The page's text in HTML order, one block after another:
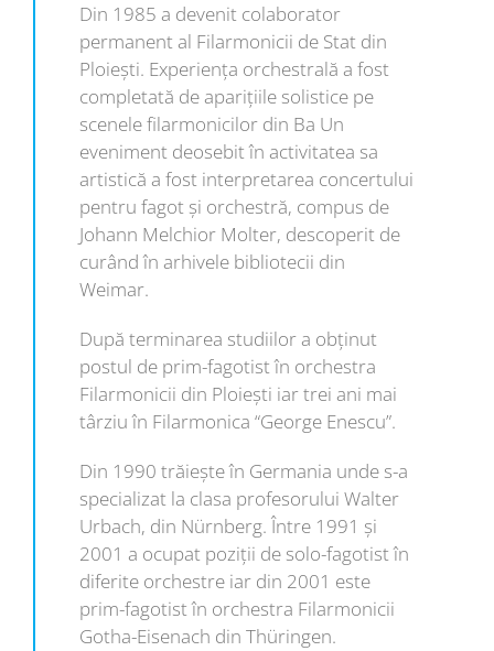
Din 1985 a devenit colaborator
permanent al Filarmonicii de Stat din
Ploieşti. Experienţa orchestrală a fost
completată de apariţiile solistice pe
scenele filarmonicilor din Ba Un
eveniment deosebit în activitatea sa
artistică a fost interpretarea concertului
pentru fagot şi orchestră, compus de
Johann Melchior Molter, descoperit de
curând în arhivele bibliotecii din
Weimar.
După terminarea studiilor a obţinut
postul de prim-fagotist în orchestra
Filarmonicii din Ploieşti iar trei ani mai
târziu în Filarmonica “George Enescu”.
Din 1990 trăiește în Germania unde s-a
specializat la clasa profesorului Walter
Urbach, din Nürnberg. Între 1991 şi
2001 a ocupat poziţii de solo-fagotist în
diferite orchestre iar din 2001 este
prim-fagotist în orchestra Filarmonicii
Gotha-Eisenach din Thüringen.